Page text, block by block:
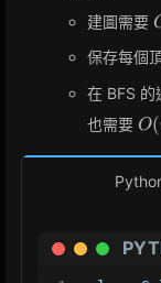
建圖需要
保存每個
在 BFS 的
也需要 O(